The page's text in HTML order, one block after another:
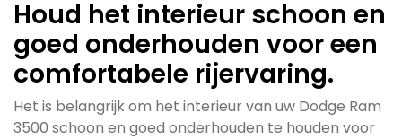
Houd het interieur schoon en
goed onderhouden voor een
comfortabele rijervaring.
Het is belangrijk om het interieur van uw Dodge Ram
3500 schoon en goed onderhouden te houden voor